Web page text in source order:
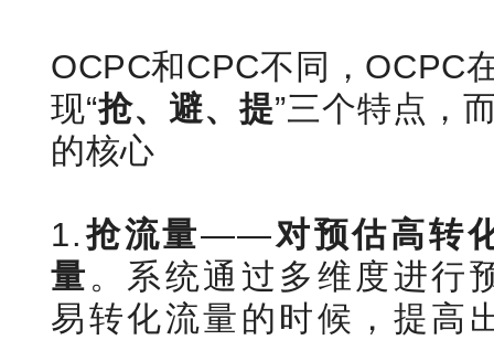
OCPC和CPC不同，OCPC
现“抢、避、提”三个特点，
的核心
1.抢流量——对预估高转
量 。系统通过多维度进行
易转化流量的时候，提高